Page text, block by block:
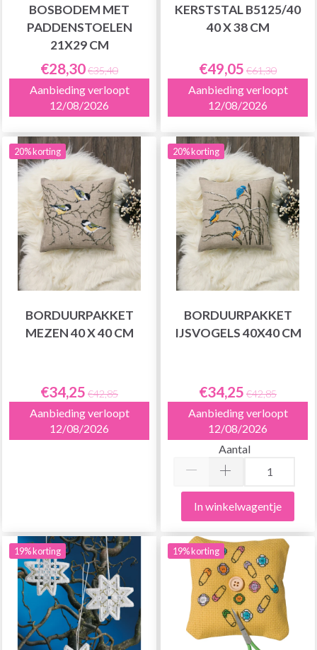
BOSBODEM MET
PADDENSTOELEN
21X29 CM
€28,30€35,40
Aanbieding verloopt
12/08/2026
KERSTSTAL B5125/40
40 X 38 CM
€49,05 €61,30
Aanbieding verloopt
12/08/2026
20% korting
BORDUURPAKKET
MEZEN 40 X 40 CM
€34,25 €42,85
Aanbieding verloopt
12/08/2026
20% korting
BORDUURPAKKET
IJSVOGELS 40X40 CM
€34,25 €42,85
Aanbieding verloopt
12/08/2026
Aantal
In winkelwagentje
19% korting 19% korting